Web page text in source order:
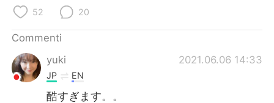
한국어
ไทย
52 20
Commenti
yuki
2021.06.06 14:33
JP EN
酷すぎます。。